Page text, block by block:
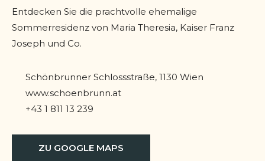
Entdecken Sie die prachtvolle ehemalige
Sommerresidenz von Maria Theresia, Kaiser Franz
Joseph und Co.
Schönbrunner Schlossstraße, 1130 Wien
www.schoenbrunn.at
+43 1 811 13 239
ZU GOOGLE MAPS